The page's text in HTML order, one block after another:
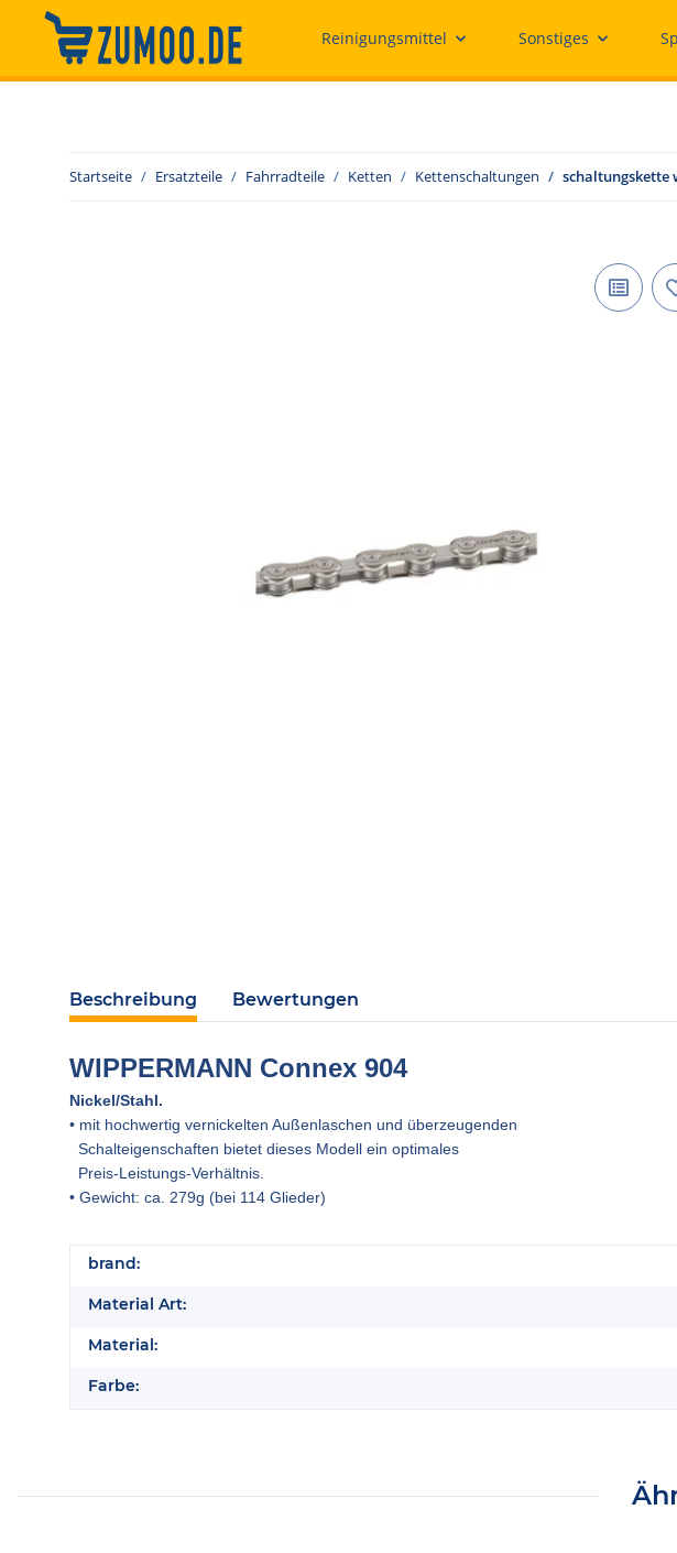
Reinigungsmittel Sonstiges
Startseite Ersatzteile Fahrradteile Ketten Kettenschaltungen schaltungskette
Beschreibung Bewertungen
WIPPERMANN Connex 904
Nickel/Stahl.
• mit hochwertig vernickelten Außenlaschen und überzeugenden
Schalteigenschaften bietet dieses Modell ein optimales
Preis-Leistungs-Verhältnis.
• Gewicht: ca. 279g (bei 114 Glieder)
brand:
Material Art:
Material:
Farbe: